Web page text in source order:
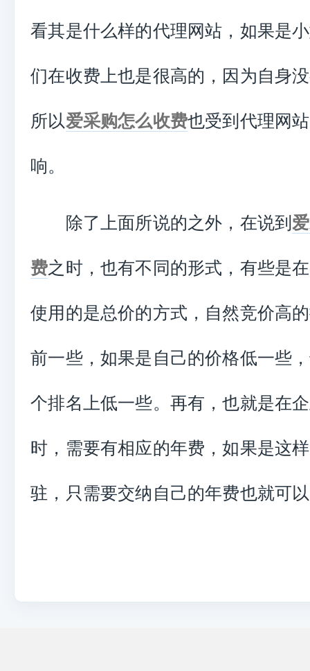
看其是什么样的代理网站，如果是
们在收费上也是很高的，因为自身
所以爱采购怎么收费也受到代理网
响。
除了上面所说的之外，在说到
费之时，也有不同的形式，有些是
使用的是总价的方式，自然竞价高
前一些，如果是自己的价格低一些
个排名上低一些。再有，也就是在
时，需要有相应的年费，如果是这
驻，只需要交纳自己的年费也就可